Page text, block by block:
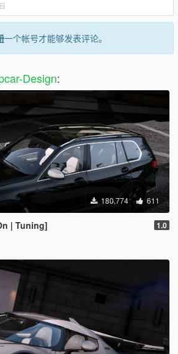
一个帐号才能够发表评论。
Design:
180,774 611
| Tuning] 1.0